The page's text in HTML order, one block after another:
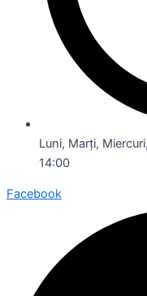
Luni, Marți,
14:00
Facebook